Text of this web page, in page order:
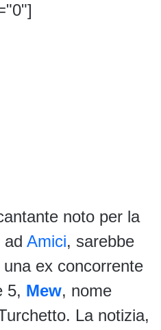
noto per la
ad Amici, sarebbe
ex concorrente
5, Mew, nome
La notizia,